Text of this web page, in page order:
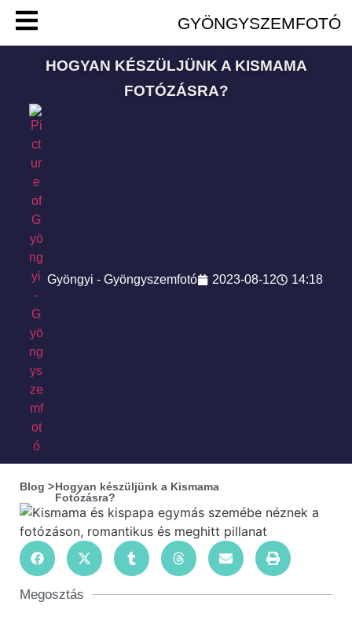
GYÖNGYSZEMFOTÓ
HOGYAN KÉSZÜLJÜNK A KISMAMA
FOTÓZÁSRA?
Gyöngyi - Gyöngyszemfotó 2023-08-12 14:18
Blog >Hogyan készüljünk a Kismama
Fotózásra?
Megosztás